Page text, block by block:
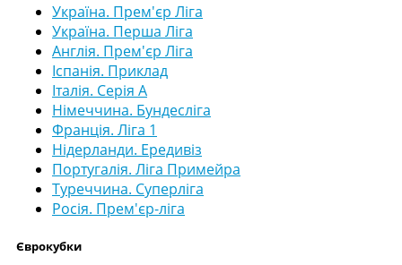
Україна. Прем'єр Ліга
Україна. Перша Ліга
Англія. Прем'єр Ліга
Іспанія. Приклад
Італія. Серія А
Німеччина. Бундесліга
Франція. Ліга 1
Нідерланди. Ередивіз
Португалія. Ліга Примейра
Туреччина. Суперліга
Росія. Прем'єр-ліга
Єврокубки